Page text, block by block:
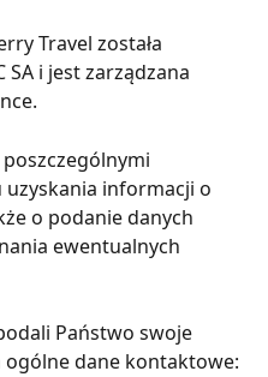
Travel została
SA i jest zarządzana
informacji o
o podanie danych
ewentualnych
Państwo swoje
dane kontaktowe: